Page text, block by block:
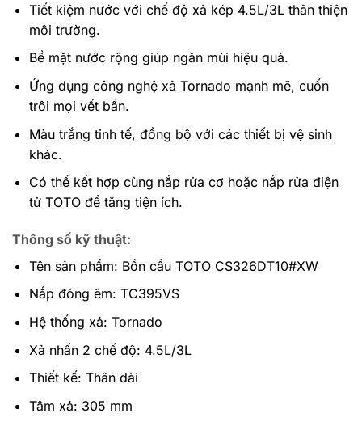
Tiết kiệm nước với chế độ xả kép 4.5L/3L thân thiện
môi trường.
Bề mặt nước rộng giúp ngăn mùi hiệu quả.
Ứng dụng công nghệ xả Tornado mạnh mẽ, cuốn
trôi mọi vết bẩn.
Màu trắng tinh tế, đồng bộ với các thiết bị vệ sinh
khác.
Có thể kết hợp cùng nắp rửa cơ hoặc nắp rửa điện
tử TOTO để tăng tiện ích.
Thông số kỹ thuật:
Tên sản phẩm: Bồn cầu TOTO CS326DT10#XW
Nắp đóng êm: TC395VS
Hệ thống xả: Tornado
Xả nhấn 2 chế độ: 4.5L/3L
Thiết kế: Thân dài
Tâm xả: 305 mm